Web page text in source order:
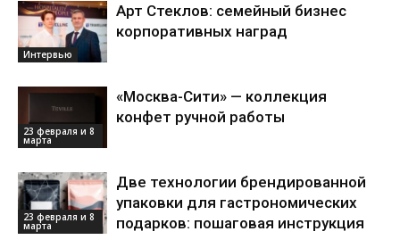
Интервью
Арт Стеклов: семейный бизнес
корпоративных наград
23 февраля и 8
марта
«Москва-Сити» — коллекция
конфет ручной работы
23 февраля и 8
марта
Две технологии брендированной
упаковки для гастрономических
подарков: пошаговая инструкция